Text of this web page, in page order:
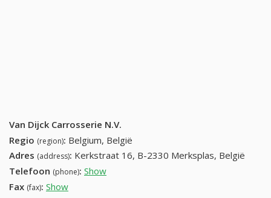
Van Dijck Carrosserie N.V.
Regio (region): Belgium, België
Adres (address): Kerkstraat 16, B-2330 Merksplas, België
Telefoon (phone): Show
Fax (fax): Show